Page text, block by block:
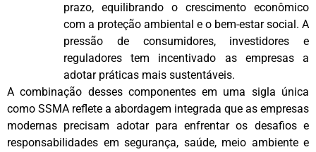
prazo, equilibrando o crescimento econômico
com a proteção ambiental e o bem-estar social. A
pressão de consumidores, investidores e
reguladores tem incentivado as empresas a
adotar práticas mais sustentáveis.
A combinação desses componentes em uma sigla única
como SSMA reflete a abordagem integrada que as empresas
modernas precisam adotar para enfrentar os desafios e
responsabilidades em segurança, saúde, meio ambiente e